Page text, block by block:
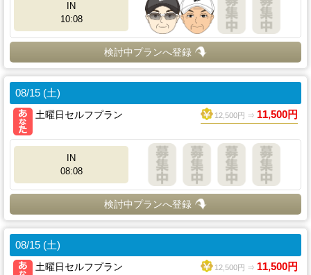
IN
10:08
検討中プランへ登録
08/15 (土)
土曜日セルフプラン
12,500円 ⇒ 11,500円
IN
08:08
検討中プランへ登録
08/15 (土)
土曜日セルフプラン
12,500円 ⇒ 11,500円